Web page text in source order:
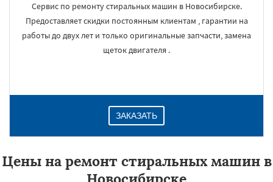
Сервис по ремонту стиральных машин в Новосибирске.
Предоставляет скидки постоянным клиентам , гарантии на
работы до двух лет и только оригинальные запчасти, замена
щеток двигателя .
ЗАКАЗАТЬ
Цены на ремонт стиральных машин в